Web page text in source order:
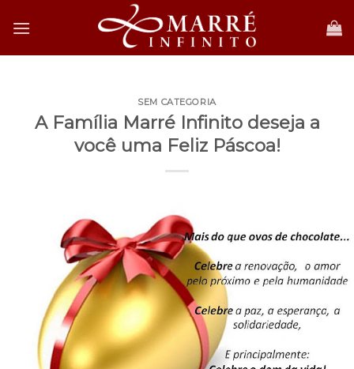
SEM CATEGORIA
A Família Marré Infinito deseja a
você uma Feliz Páscoa!